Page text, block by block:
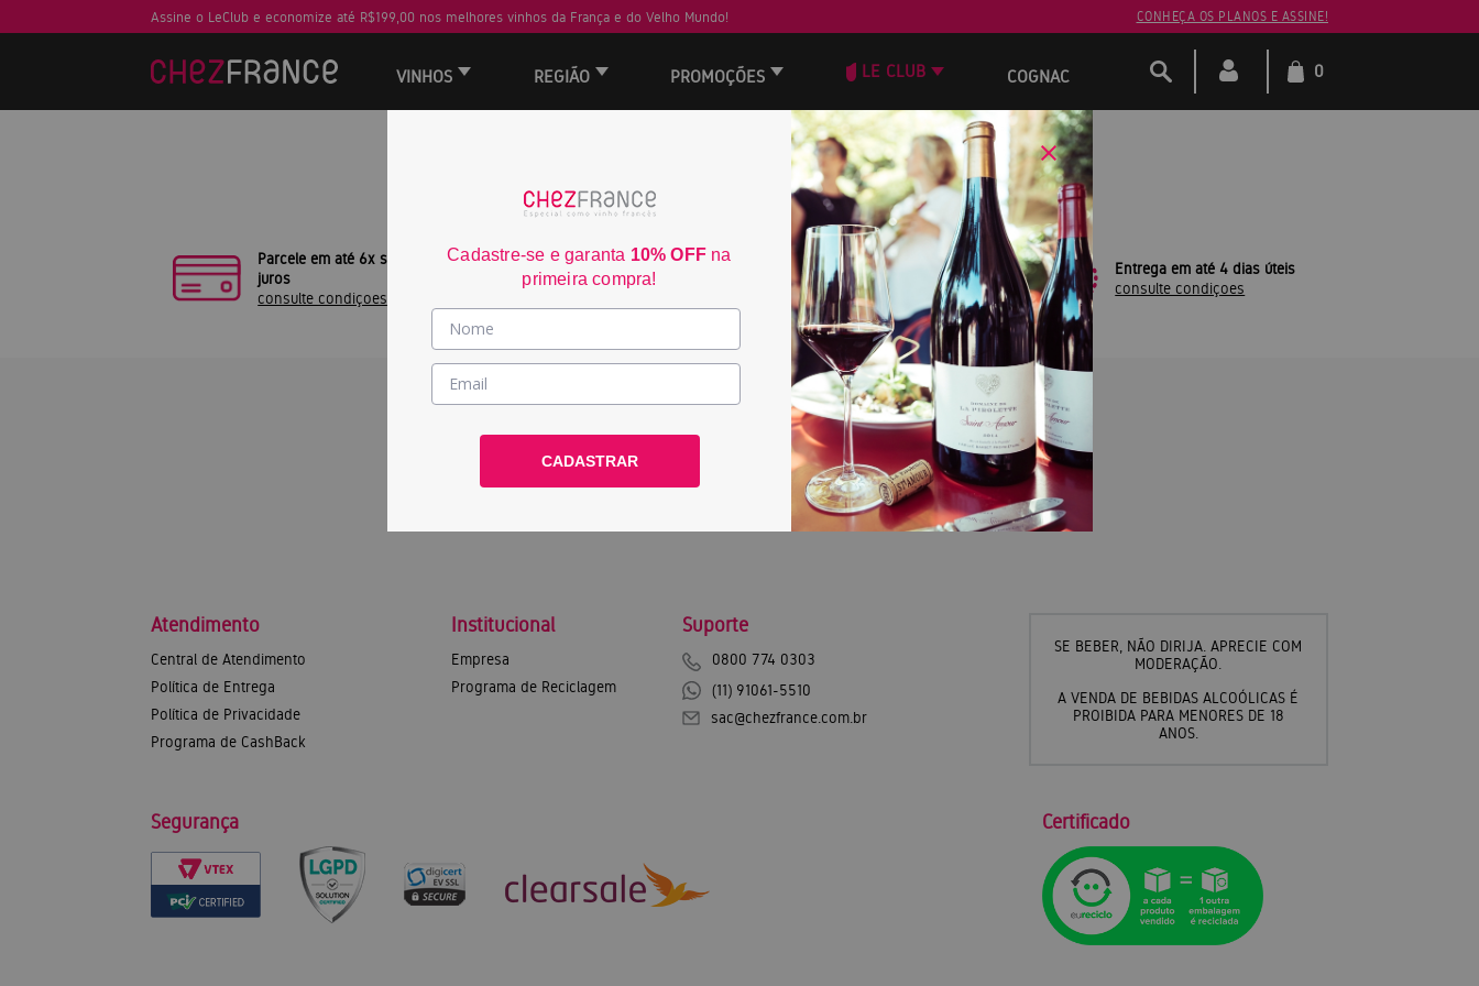
Assine o LeClub e economize até R$199,00 nos melhores vinhos da França e do Velho Mundo! CONHEÇA OS PLANOS E ASSINE!
VINHOS REGIÃO PROMOÇÕES LE CLUB COGNAC 0
Parcele em até 6x sem
juros
consulte condiçoes
Frete Grátis acima de
R$350
3% de desconto no boleto
consulte condiçoes
Entrega em até 4 dias úteis
consulte condiçoes
ACOMPANHE A CHEZ FRANCE
Atendimento
Central de Atendimento
Política de Entrega
Política de Privacidade
Programa de CashBack
Institucional
Empresa
Programa de Reciclagem
Suporte
0800 774 0303
(11) 91061-5510
sac@chezfrance.com.br
SE BEBER, NÃO DIRIJA. APRECIE COM
MODERAÇÃO.
A VENDA DE BEBIDAS ALCOÓLICAS É
PROIBIDA PARA MENORES DE 18
ANOS.
Segurança Certificado
Cadastre-se e garanta 10% OFF na
primeira compra!
CADASTRAR